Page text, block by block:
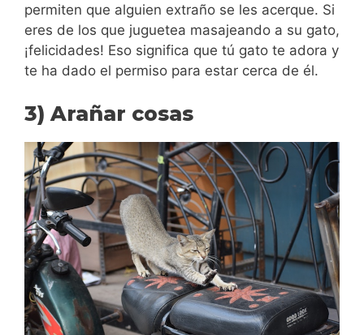
permiten que alguien extraño se les acerque. Si
eres de los que juguetea masajeando a su gato,
¡felicidades! Eso significa que tú gato te adora y
te ha dado el permiso para estar cerca de él.
3) Arañar cosas